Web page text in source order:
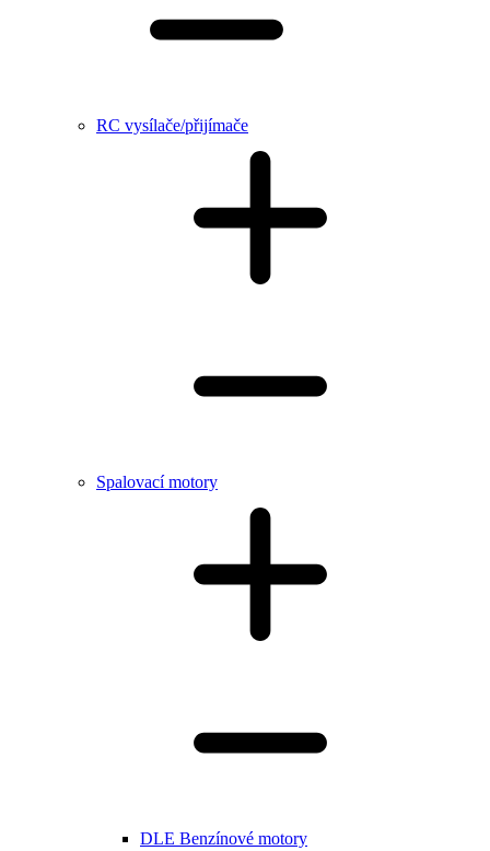
RC vysílače/přijímače
Spalovací motory
DLE Benzínové motory